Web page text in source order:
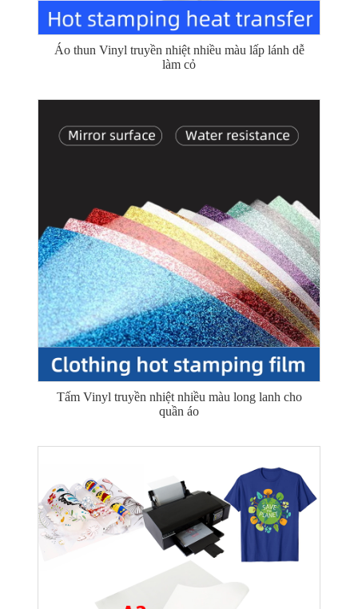
Áo thun Vinyl truyền nhiệt nhiều màu lấp lánh dễ
làm cỏ
Tấm Vinyl truyền nhiệt nhiều màu long lanh cho
quần áo